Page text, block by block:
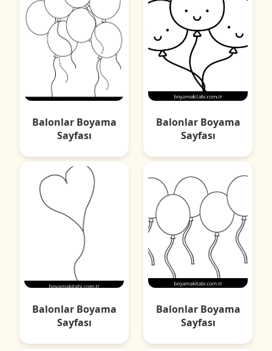
Balonlar Boyama
Sayfası
Balonlar Boyama
Sayfası
Balonlar Boyama
Sayfası
Balonlar Boyama
Sayfası